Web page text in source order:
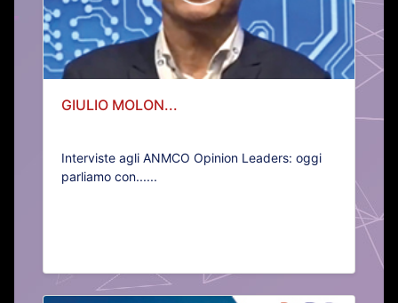
GIULIO MOLON...
Interviste agli ANMCO Opinion Leaders: oggi
parliamo con......